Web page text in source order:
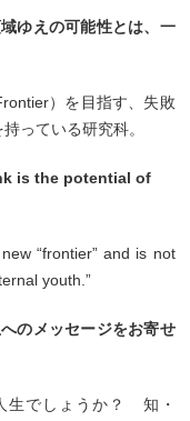
ゆえの可能性とは、一
）を目指す、失敗
っている研究科。
is the potential of
“frontier” and is not
youth.”
のメッセージをお寄せ
生でしょうか？ 知・